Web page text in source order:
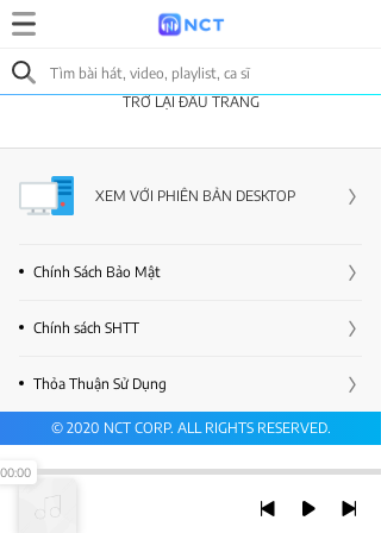
TRỞ LẠI ĐẦU TRANG
XEM VỚI PHIÊN BẢN DESKTOP
Chính Sách Bảo Mật
Chính sách SHTT
Thỏa Thuận Sử Dụng
© 2020 NCT CORP. ALL RIGHTS RESERVED.
00:00